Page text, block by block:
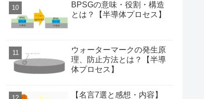
BPSGの意味・役割・構造
とは？【半導体プロセス】
ウォーターマークの発生原
理、防止方法とは？【半導
体プロセス】
【名言7選と感想・内容】